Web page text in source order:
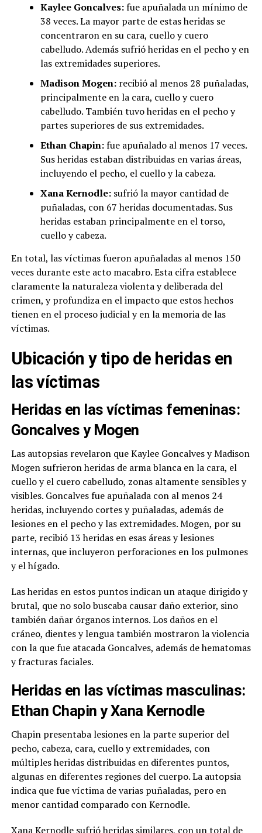
Kaylee Goncalves:fue apuñalada un mínimo de
38 veces. La mayor parte de estas heridas se
concentraron en su cara, cuello y cuero
cabelludo. Además sufrió heridas en el pecho y en
las extremidades superiores.
Madison Mogen:recibió al menos 28 puñaladas,
principalmente en la cara, cuello y cuero
cabelludo. También tuvo heridas en el pecho y
partes superiores de sus extremidades.
Ethan Chapin:fue apuñalado al menos 17 veces.
Sus heridas estaban distribuidas en varias áreas,
incluyendo el pecho, el cuello y la cabeza.
Xana Kernodle:sufrió la mayor cantidad de
puñaladas, con 67 heridas documentadas. Sus
heridas estaban principalmente en el torso,
cuello y cabeza.
En total, las víctimas fueron apuñaladas al menos 150
veces durante este acto macabro. Esta cifra establece
claramente la naturaleza violenta y deliberada del
crimen, y profundiza en el impacto que estos hechos
tienen en el proceso judicial y en la memoria de las
víctimas.
Ubicación y tipo de heridas en
las víctimas
Heridas en las víctimas femeninas:
Goncalves y Mogen
Las autopsias revelaron que Kaylee Goncalves y Madison
Mogen sufrieron heridas de arma blanca en la cara, el
cuello y el cuero cabelludo, zonas altamente sensibles y
visibles. Goncalves fue apuñalada con al menos 24
heridas, incluyendo cortes y puñaladas, además de
lesiones en el pecho y las extremidades. Mogen, por su
parte, recibió 13 heridas en esas áreas y lesiones
internas, que incluyeron perforaciones en los pulmones
y el hígado.
Las heridas en estos puntos indican un ataque dirigido y
brutal, que no solo buscaba causar daño exterior, sino
también dañar órganos internos. Los daños en el
cráneo, dientes y lengua también mostraron la violencia
con la que fue atacada Goncalves, además de hematomas
y fracturas faciales.
Heridas en las víctimas masculinas:
Ethan Chapin y Xana Kernodle
Chapin presentaba lesiones en la parte superior del
pecho, cabeza, cara, cuello y extremidades, con
múltiples heridas distribuidas en diferentes puntos,
algunas en diferentes regiones del cuerpo. La autopsia
indica que fue víctima de varias puñaladas, pero en
menor cantidad comparado con Kernodle.
Xana Kernodle sufrió heridas similares, con un total de